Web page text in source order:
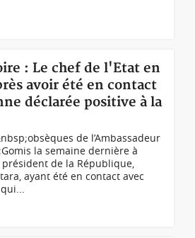
: Le chef de l'Etat en
avoir été en contact
déclarée positive à la
de l’Ambassadeur
la semaine dernière à
président de la République,
ayant été en contact avec